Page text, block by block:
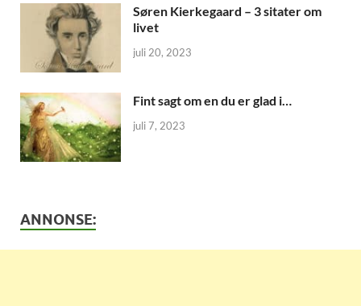
Søren Kierkegaard – 3 sitater om
livet
juli 20, 2023
Fint sagt om en du er glad i…
juli 7, 2023
ANNONSE: